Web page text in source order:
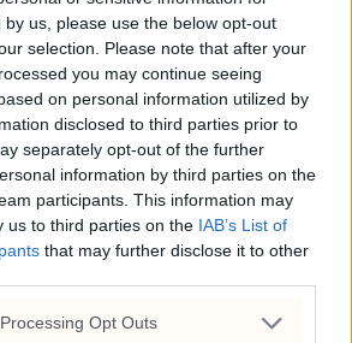
us, please use the below opt-out
selection. Please note that after your
you may continue seeing
on personal information utilized by
disclosed to third parties prior to
separately opt-out of the further
information by third parties on the
participants. This information may
us to third parties on the IAB’s List of
that may further disclose it to other
Opt Outs
Krig er på
igjen, sier pave Leo i en
mot sabelrasling og
dialog og